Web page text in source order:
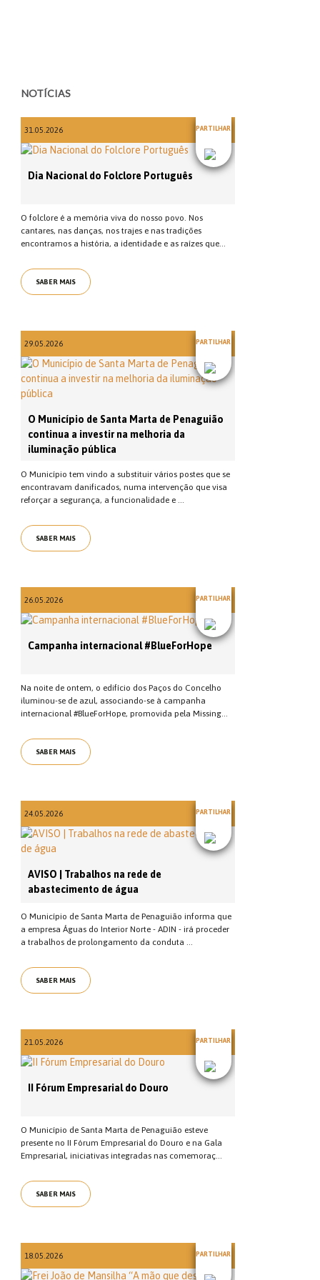
NOTÍCIAS
31.05.2026 PARTILHAR
Dia Nacional do Folclore Português
O folclore é a memória viva do nosso povo. Nos
cantares, nas danças, nos trajes e nas tradições
encontramos a história, a identidade e as raízes que...
SABER MAIS
29.05.2026 PARTILHAR
O Município de Santa Marta de Penaguião
continua a investir na melhoria da
iluminação pública
O Município tem vindo a substituir vários postes que se
encontravam danificados, numa intervenção que visa
reforçar a segurança, a funcionalidade e ...
SABER MAIS
26.05.2026 PARTILHAR
Campanha internacional #BlueForHope
Na noite de ontem, o edifício dos Paços do Concelho
iluminou-se de azul, associando-se à campanha
internacional #BlueForHope, promovida pela Missing...
SABER MAIS
24.05.2026 PARTILHAR
AVISO | Trabalhos na rede de
abastecimento de água
O Município de Santa Marta de Penaguião informa que
a empresa Águas do Interior Norte - ADIN - irá proceder
a trabalhos de prolongamento da conduta ...
SABER MAIS
21.05.2026 PARTILHAR
II Fórum Empresarial do Douro
O Município de Santa Marta de Penaguião esteve
presente no II Fórum Empresarial do Douro e na Gala
Empresarial, iniciativas integradas nas comemoraç...
SABER MAIS
18.05.2026 PARTILHAR